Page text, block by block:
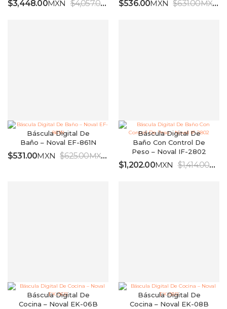
$3,448.00MXN $4,057.00 MXN IVA INCLUIDO
$536.00MXN $631.00MXN
Báscula Digital De
Baño – Noval EF-861N
$531.00MXN $625.00MXN IVA INCLUIDO
Báscula Digital De
Baño Con Control De
Peso – Noval IF-2802
$1,202.00MXN $1,414.00
Báscula Digital De
Cocina – Noval EK-06B
Báscula Digital De
Cocina – Noval EK-08B